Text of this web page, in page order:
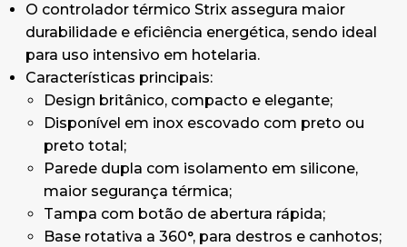
O controlador térmico Strix assegura maior
durabilidade e eficiência energética, sendo ideal
para uso intensivo em hotelaria.
Características principais:
Design britânico, compacto e elegante;
Disponível em inox escovado com preto ou
preto total;
Parede dupla com isolamento em silicone,
maior segurança térmica;
Tampa com botão de abertura rápida;
Base rotativa a 360°, para destros e canhotos;